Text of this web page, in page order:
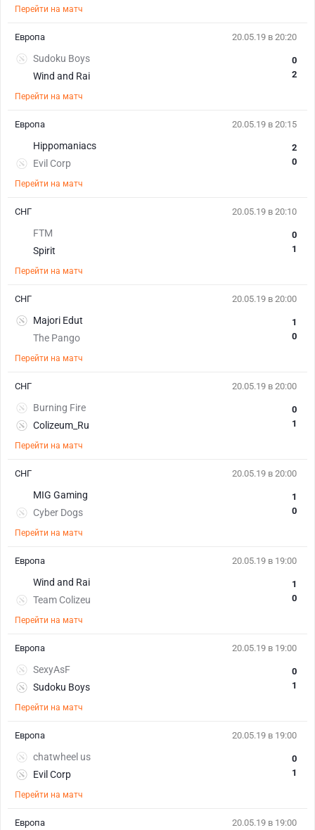
Перейти на матч
20.05.19 в 20:20
Sudoku Boys
Wind and Rai
0
2
Перейти на матч
Европа
20.05.19 в 20:15
Hippomaniacs
Evil Corp
2
0
Перейти на матч
Европа
20.05.19 в 20:10
FTM
Spirit
0
1
Перейти на матч
СНГ
20.05.19 в 20:00
Majori Edut
The Pango
1
0
Перейти на матч
СНГ
20.05.19 в 20:00
Burning Fire
Colizeum_Ru
0
1
Перейти на матч
СНГ
20.05.19 в 20:00
MIG Gaming
Cyber Dogs
1
0
Перейти на матч
СНГ
20.05.19 в 19:00
Wind and Rai
Team Colizeu
1
0
Перейти на матч
Европа
20.05.19 в 19:00
SexyAsF
Sudoku Boys
0
1
Перейти на матч
Европа
20.05.19 в 19:00
chatwheel us
Evil Corp
0
1
Перейти на матч
Европа
20.05.19 в 19:00
Европа